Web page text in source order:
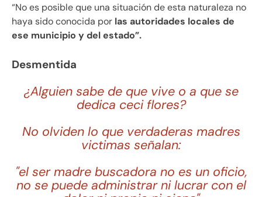
“No es posible que una situación de esta naturaleza no
haya sido conocida por las autoridades locales de
ese municipio y del estado”.
Desmentida
¿Alguien sabe de que vive o a que se
dedica ceci flores?
No olviden lo que verdaderas madres
victimas señalan:
"el ser madre buscadora no es un oficio,
no se puede administrar ni lucrar con el